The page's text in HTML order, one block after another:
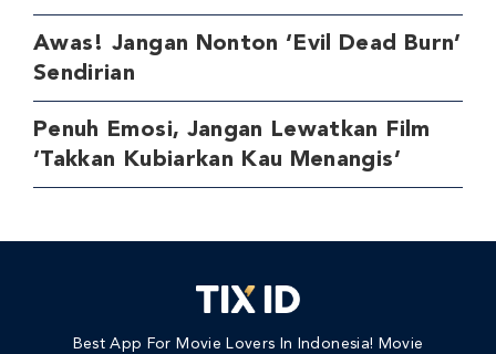
Awas! Jangan Nonton ‘Evil Dead Burn’
Sendirian
Penuh Emosi, Jangan Lewatkan Film
‘Takkan Kubiarkan Kau Menangis’
Best App For Movie Lovers In Indonesia! Movie